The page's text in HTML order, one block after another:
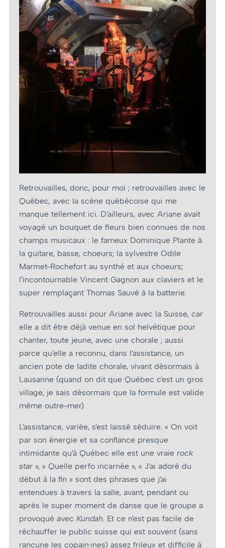
Retrouvailles, donc, pour moi ; retrouvailles avec le
Québec, avec la scène québécoise qui me
manque tellement ici. D’ailleurs, avec Ariane avait
voyagé un bouquet de fleurs bien connues de nos
champs musicaux : le fameux Dominique Plante à
la guitare, basse, choeurs; la sylvestre Odile
Marmet-Rochefort au synthé et aux choeurs;
l’incontournable Vincent Gagnon aux claviers et le
super remplaçant Thomas Sauvé à la batterie.
Retrouvailles aussi pour Ariane avec la Suisse, car
elle a dit être déjà venue en sol helvétique pour
chanter, toute jeune, avec une chorale ; aussi
parce qu’elle a reconnu, dans l’assistance, un
ancien pote de ladite chorale, vivant désormais à
Lausanne (quand on dit que Québec c’est un gros
village, je sais désormais que la formule est valide
même outre-mer).
L’assistance, variée, s’est laissé séduire. « On voit
par son énergie et sa confiance presque
intimidante qu’à Québec elle est une vraie rock
star », « Quelle perfo incarnée », « J’ai adoré du
début à la fin » sont des phrases que j’ai
entendues à travers la salle, avant, pendant ou
après le super moment de danse que le groupe a
provoqué avec Kundah. Et ce n’est pas facile de
réchauffer le public suisse qui est souvent (sans
rancune les copain·ines) assez frileux et difficile à